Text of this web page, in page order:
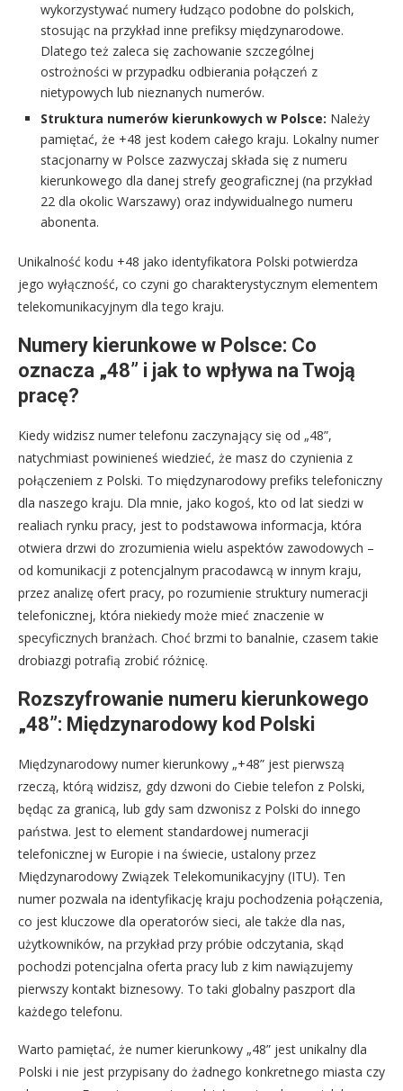
wykorzystywać numery łudząco podobne do polskich,
stosując na przykład inne prefiksy międzynarodowe.
Dlatego też zaleca się zachowanie szczególnej
ostrożności w przypadku odbierania połączeń z
nietypowych lub nieznanych numerów.
Struktura numerów kierunkowych w Polsce: Należy
pamiętać, że +48 jest kodem całego kraju. Lokalny numer
stacjonarny w Polsce zazwyczaj składa się z numeru
kierunkowego dla danej strefy geograficznej (na przykład
22 dla okolic Warszawy) oraz indywidualnego numeru
abonenta.
Unikalność kodu +48 jako identyfikatora Polski potwierdza
jego wyłączność, co czyni go charakterystycznym elementem
telekomunikacyjnym dla tego kraju.
Numery kierunkowe w Polsce: Co
oznacza „48” i jak to wpływa na Twoją
pracę?
Kiedy widzisz numer telefonu zaczynający się od „48”,
natychmiast powinieneś wiedzieć, że masz do czynienia z
połączeniem z Polski. To międzynarodowy prefiks telefoniczny
dla naszego kraju. Dla mnie, jako kogoś, kto od lat siedzi w
realiach rynku pracy, jest to podstawowa informacja, która
otwiera drzwi do zrozumienia wielu aspektów zawodowych –
od komunikacji z potencjalnym pracodawcą w innym kraju,
przez analizę ofert pracy, po rozumienie struktury numeracji
telefonicznej, która niekiedy może mieć znaczenie w
specyficznych branżach. Choć brzmi to banalnie, czasem takie
drobiazgi potrafią zrobić różnicę.
Rozszyfrowanie numeru kierunkowego
„48”: Międzynarodowy kod Polski
Międzynarodowy numer kierunkowy „+48” jest pierwszą
rzeczą, którą widzisz, gdy dzwoni do Ciebie telefon z Polski,
będąc za granicą, lub gdy sam dzwonisz z Polski do innego
państwa. Jest to element standardowej numeracji
telefonicznej w Europie i na świecie, ustalony przez
Międzynarodowy Związek Telekomunikacyjny (ITU). Ten
numer pozwala na identyfikację kraju pochodzenia połączenia,
co jest kluczowe dla operatorów sieci, ale także dla nas,
użytkowników, na przykład przy próbie odczytania, skąd
pochodzi potencjalna oferta pracy lub z kim nawiązujemy
pierwszy kontakt biznesowy. To taki globalny paszport dla
każdego telefonu.
Warto pamiętać, że numer kierunkowy „48” jest unikalny dla
Polski i nie jest przypisany do żadnego konkretnego miasta czy